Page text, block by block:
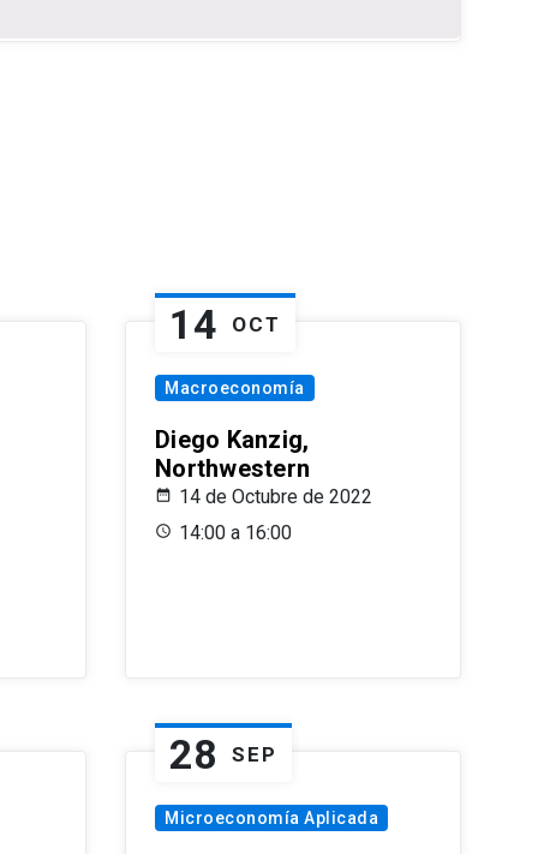
14 OCT
Macroeconomía
Diego Kanzig,
Northwestern
14 de Octubre de 2022
14:00 a 16:00
28 SEP
Microeconomía Aplicada